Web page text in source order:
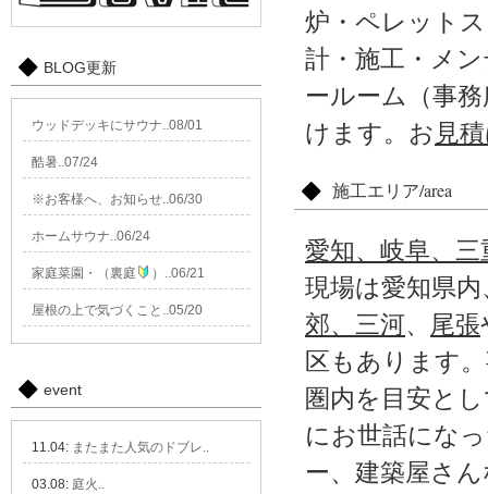
炉・ペレット
計・施工・メ
ールーム（事
けます。お 見
施工エリア/area
愛知、岐阜、
現場は愛知県
郊、三河、 尾張
区もあります
圏内を目安と
にお世話にな
ー、建築屋さ
BLOG更新
ウッドデッキにサウナ..08/01
酷暑..07/24
※お客様へ、お知らせ..06/30
ホームサウナ..06/24
家庭菜園・（裏庭 ）..06/21
屋根の上で気づくこと..05/20
event
11.04: またまた人気のドブレ..
03.08: 庭火..